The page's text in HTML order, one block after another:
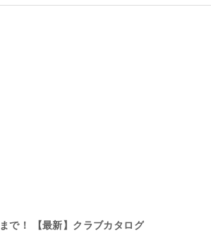
で！ 【最新】クラブカタログ